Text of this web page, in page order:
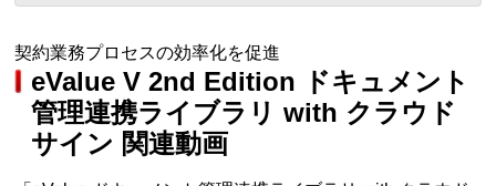
契約業務プロセスの効率化を促進
eValue V 2nd Edition ドキュメント
管理連携ライブラリ with クラウド
サイン 関連動画